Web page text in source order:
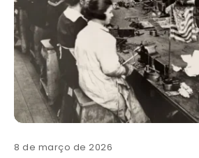
8 de março de 2026